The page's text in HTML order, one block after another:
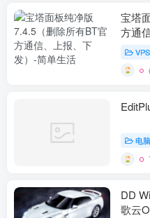
宝塔
方通
VPS
电
DD
歌云